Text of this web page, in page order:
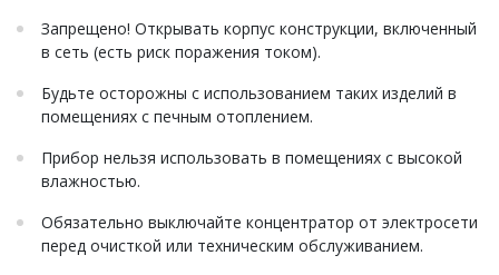
Запрещено! Открывать корпус конструкции, включенный
в сеть (есть риск поражения током).
Будьте осторожны с использованием таких изделий в
помещениях с печным отоплением.
Прибор нельзя использовать в помещениях с высокой
влажностью.
Обязательно выключайте концентратор от электросети
перед очисткой или техническим обслуживанием.